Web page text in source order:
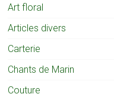
Art floral
Articles divers
Carterie
Chants de Marin
Couture